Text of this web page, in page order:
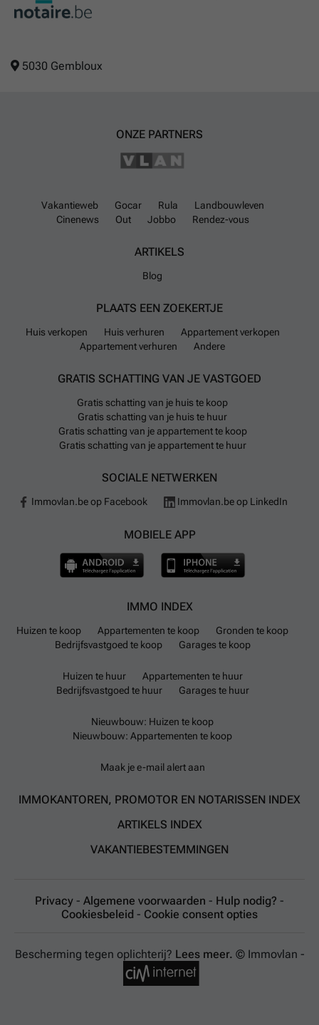
5030 Gembloux
ONZE PARTNERS
Vakantieweb Gocar Rula
Landbouwleven
Cinenews
Out Jobbo Rendez-vous
ARTIKELS
Blog
PLAATS EEN ZOEKERTJE
Huis verkopen Huis verhuren
Appartement verkopen
Appartement verhuren
Andere
GRATIS SCHATTING VAN JE VASTGOED
Gratis schatting van je huis te koop
Gratis schatting van je huis te huur
Gratis schatting van je appartement te koop
Gratis schatting van je appartement te huur
SOCIALE NETWERKEN
Immovlan.be op Facebook Immovlan.be op LinkedIn
MOBIELE APP
IMMO INDEX
Huizen te koop Appartementen te koop
Gronden te koop
Bedrijfsvastgoed te koop
Garages te koop
Huizen te huur
Appartementen te huur
Bedrijfsvastgoed te huur
Garages te huur
Nieuwbouw: Huizen te koop
Nieuwbouw: Appartementen te koop
Maak je e-mail alert aan
IMMOKANTOREN, PROMOTOR EN NOTARISSEN INDEX
ARTIKELS INDEX
VAKANTIEBESTEMMINGEN
Privacy - Algemene voorwaarden - Hulp nodig? -
Cookiesbeleid - Cookie consent opties
Bescherming tegen oplichterij? Lees meer. © Immovlan -